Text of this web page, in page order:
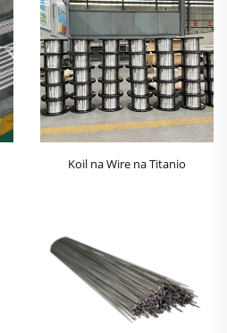
Koil na Wire na Titanio